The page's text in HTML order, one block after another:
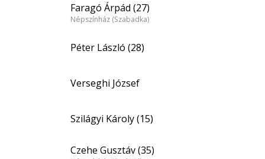
Faragó Árpád (27)
Népszínház (Szabadka)
Péter László (28)
Verseghi József
Szilágyi Károly (15)
Czehe Gusztáv (35)